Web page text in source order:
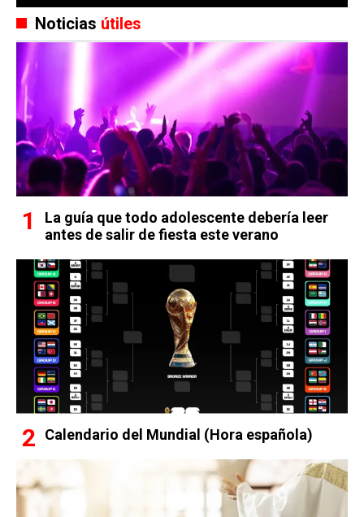
Noticias útiles
La guía que todo adolescente debería leer
antes de salir de fiesta este verano
Calendario del Mundial (Hora española)